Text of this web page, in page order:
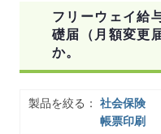
フリーウェイ給
礎届（月額変更
か。
製品を絞る：
社会保険
帳票印刷